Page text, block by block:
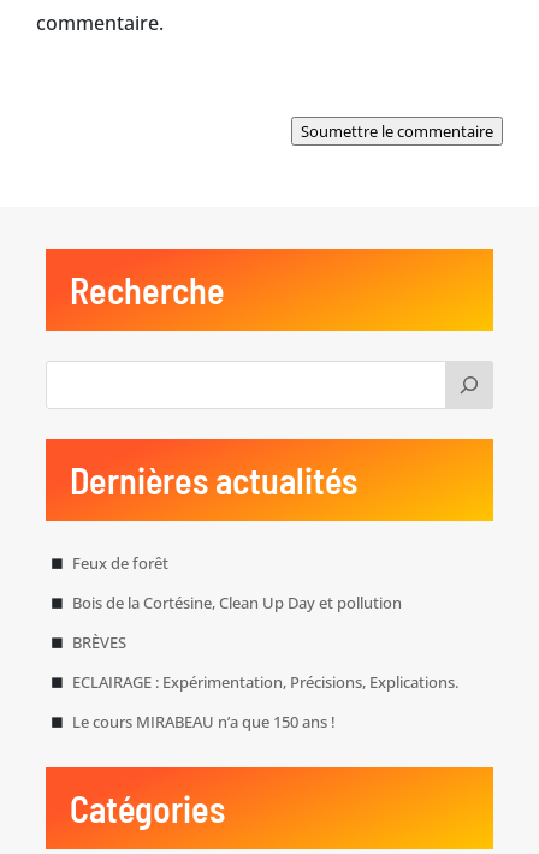
commentaire.
Soumettre le commentaire
Recherche
Dernières actualités
Feux de forêt
Bois de la Cortésine, Clean Up Day et pollution
BRÈVES
ECLAIRAGE : Expérimentation, Précisions, Explications.
Le cours MIRABEAU n’a que 150 ans !
Catégories